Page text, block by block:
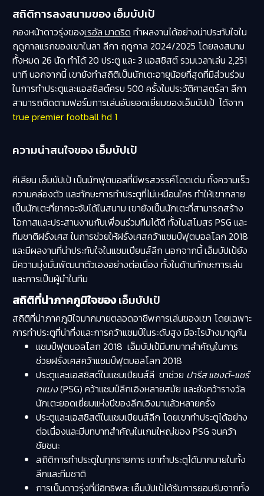
สถิติการลงสนามของ เอ็มบัปเป้
กองหน้าดาวรุ่งของเรอัล มาดริด ทำผลงานได้อย่างน่าประทับใจใน
ฤดูกาลแรกของเขาในลา ลีกา ฤดูกาล 2024/2025 โดยลงสนาม
ทั้งหมด 26 นัด ทำได้ 20 ประตู และ 3 แอสซิสต์ รวมเวลาเล่น 2,251
นาที นอกจากนี้ เขายังทำสถิติเป็นนักเตะอายุน้อยที่สุดที่มีส่วนร่วม
ในการทำประตูและแอสซิสต์ครบ 500 ครั้งในประวัติศาสตร์ลา ลีกา
สามารถติดตามฟอร์มการเล่นอันยอดเยี่ยมของเอ็มบัปเป้ ได้จาก
true premier football hd 1
ความน่าสนใจของ เอ็มบัปเป้
คีเลียน เอ็มบัปเป้ เป็นนักฟุตบอลที่มีพรสวรรค์โดดเด่น ทั้งความเร็ว
ความคล่องตัว และทักษะการทำประตูที่ไม่เหมือนใคร ทำให้เขากลาย
เป็นนักเตะที่ยากจะจับได้ในสนาม เขายังเป็นนักเตะที่สามารถสร้าง
โอกาสและประสานงานกับเพื่อนร่วมทีมได้ดี ทั้งในสโมสร PSG และ
ทีมชาติฝรั่งเศส ในการช่วยให้ฝรั่งเศสคว้าแชมป์ฟุตบอลโลก 2018
และมีผลงานที่น่าประทับใจในแชมเปียนส์ลีก นอกจากนี้ เอ็มบัปเป้ยัง
มีความมุ่งมั่นพัฒนาตัวเองอย่างต่อเนื่อง ทั้งในด้านทักษะการเล่น
และการเป็นผู้นำในทีม
สถิติที่น่าภาคภูมิใจของเอ็มบัปเป้
สถิติที่น่าภาคภูมิใจมากมายตลอดอาชีพการเล่นของเขา โดยเฉพาะ
การทำประตูที่น่าทึ่งและการคว้าแชมป์ในระดับสูง มีอะไรบ้างมาดูกัน
แชมป์ฟุตบอลโลก 2018 เอ็มบัปเป้มีบทบาทสำคัญในการ
ช่วยฝรั่งเศสคว้าแชมป์ฟุตบอลโลก 2018
ประตูและแอสซิสต์ในแชมเปียนส์ลี ขาช่วย ปารีส แซงต์-แชร์
กแมง(PSG) คว้าแชมป์ลีกเอิงหลายสมัย และยังคว้ารางวัล
นักเตะยอดเยี่ยมแห่งปีของลีกเอิงมาแล้วหลายครั้ง
ประตูและแอสซิสต์ในแชมเปียนส์ลีก โดยเขาทำประตูได้อย่าง
ต่อเนื่องและมีบทบาทสำคัญในเกมใหญ่ของ PSG จนคว้า
ชัยชนะ
สถิติการทำประตูในทุกรายการ เขาทำประตูได้มากมายในทั้ง
ลีกและทีมชาติ
การเป็นดาวรุ่งที่มีอิทธิพล: เอ็มบัปเป้ได้รับการยอมรับจากทั้ง